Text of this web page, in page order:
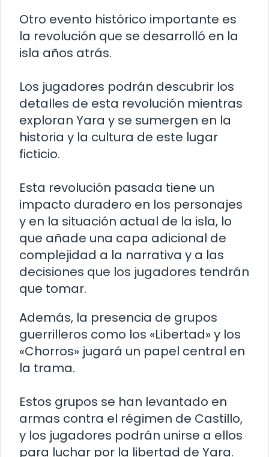
Otro evento histórico importante es
la revolución que se desarrolló en la
isla años atrás.
Los jugadores podrán descubrir los
detalles de esta revolución mientras
exploran Yara y se sumergen en la
historia y la cultura de este lugar
ficticio.
Esta revolución pasada tiene un
impacto duradero en los personajes
y en la situación actual de la isla, lo
que añade una capa adicional de
complejidad a la narrativa y a las
decisiones que los jugadores tendrán
que tomar.
Además, la presencia de grupos
guerrilleros como los «Libertad» y los
«Chorros» jugará un papel central en
la trama.
Estos grupos se han levantado en
armas contra el régimen de Castillo,
y los jugadores podrán unirse a ellos
para luchar por la libertad de Yara.